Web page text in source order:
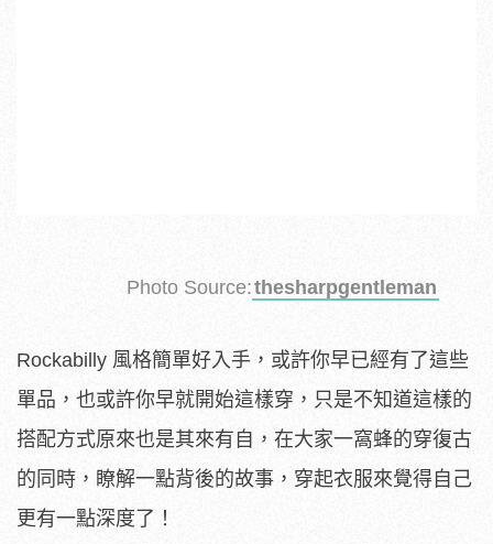
Photo Source:thesharpgentleman
Rockabilly 風格簡單好入手，或許你早已經有了這些
單品，也或許你早就開始這樣穿，只是不知道這樣的
搭配方式原來也是其來有自，在大家一窩蜂的穿復古
的同時，瞭解一點背後的故事，穿起衣服來覺得自己
更有一點深度了！